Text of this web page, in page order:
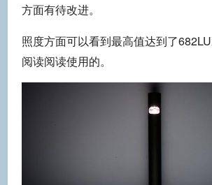
方面有待改进。
照度方面可以看到最高值达到了
阅读阅读使用的。